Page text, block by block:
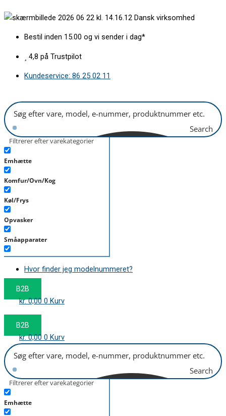
til
Dansk virksomhed
Bestil inden 15.00 og vi sender i dag*
4,8 på Trustpilot
Kundeservice: 86 25 02 11
Search
Filtrerer efter varekategorier
Emhætte
Komfur/Ovn/Kog
Køl/Frys
Opvasker
Småapparater
Støvsuger
Tørretumbler
Tilbehør/Plejemidler
Hvor finder jeg modelnummeret?
B2B
kr.0,00 0 Kurv
B2B
kr.0,00 0 Kurv
Search
Filtrerer efter varekategorier
Emhætte